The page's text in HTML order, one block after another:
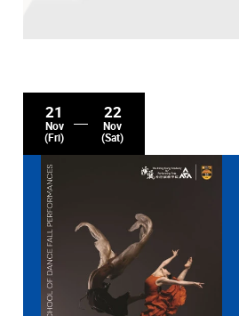
21
Nov
(Fri)
22
Nov
(Sat)